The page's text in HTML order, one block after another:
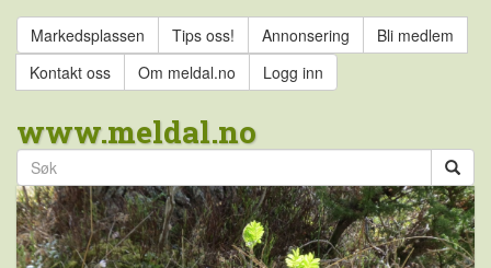
Markedsplassen Tips oss! Annonsering
Bli medlem
Kontakt oss
Om meldal.no Logg inn
www.meldal.no